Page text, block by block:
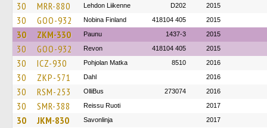
30 MRR-880 Lehdon Liikenne D202 2015
30 GOO-932 Nobina Finland 418104 405 2015
30 ZKM-330 Paunu 1437-3 2015
30 GOO-932 Revon 418104 405 2015
30 ICZ-930 Pohjolan Matka 8510 2016
30 ZKP-571 Dahl 2016
30 RSM-253 OlliBus 273074 2016
30 SMR-388 Reissu Ruoti 2017
30 JKM-830 Savonlinja 2017